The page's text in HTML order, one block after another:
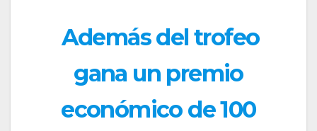
Además del trofeo
gana un premio
económico de 100